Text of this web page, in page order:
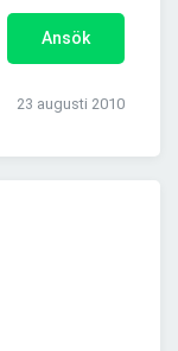
Ansök
23 augusti 2010